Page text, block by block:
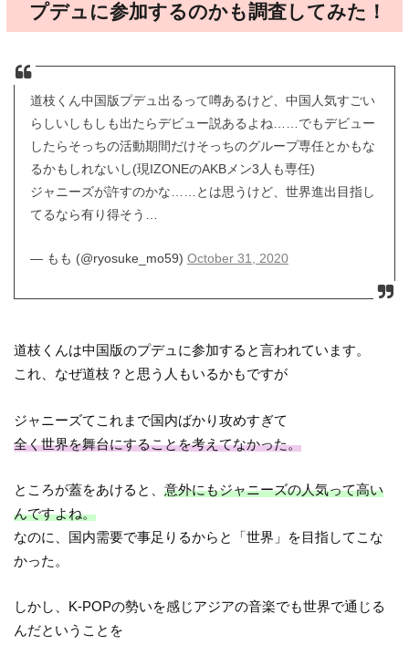
プデュに参加するのかも調査してみた！
道枝くん中国版プデュ出るって噂あるけど、中国人気すごい
らしいしもしも出たらデビュー説あるよね……でもデビュー
したらそっちの活動期間だけそっちのグループ専任とかもな
るかもしれないし(現IZONEのAKBメン3人も専任)
ジャニーズが許すのかな……とは思うけど、世界進出目指し
てるなら有り得そう…
— もも (@ryosuke_mo59) October 31, 2020
道枝くんは中国版のプデュに参加すると言われています。
これ、なぜ道枝？と思う人もいるかもですが
ジャニーズてこれまで国内ばかり攻めすぎて
全く世界を舞台にすることを考えてなかった。
ところが蓋をあけると、意外にもジャニーズの人気って高い
んですよね。
なのに、国内需要で事足りるからと「世界」を目指してこな
かった。
しかし、K-POPの勢いを感じアジアの音楽でも世界で通じる
んだということを